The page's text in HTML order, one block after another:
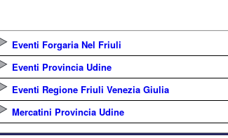
Eventi Forgaria Nel Friuli
Eventi Provincia Udine
Eventi Regione Friuli Venezia Giulia
Mercatini Provincia Udine